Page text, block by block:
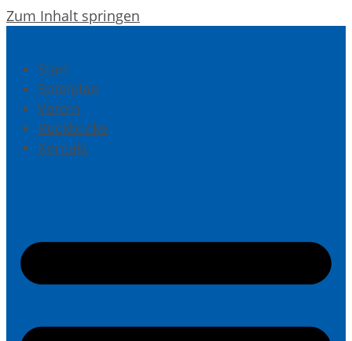
Zum Inhalt springen
Start
Spielplan
Verein
Rückblicke
Kontakt